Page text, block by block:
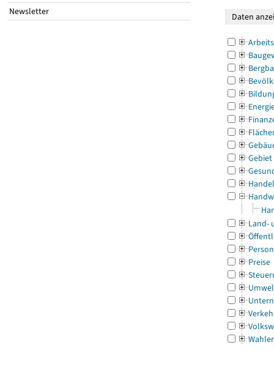
Newsletter
Gebiet
Land-
Preise